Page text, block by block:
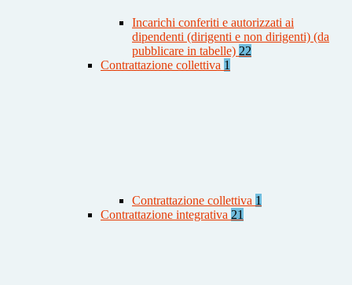
Incarichi conferiti e autorizzati ai
dipendenti (dirigenti e non dirigenti) (da
pubblicare in tabelle) 22
Contrattazione collettiva 1
Contrattazione collettiva 1
Contrattazione integrativa 21